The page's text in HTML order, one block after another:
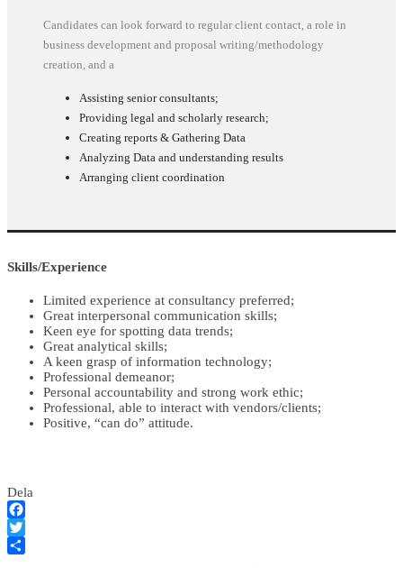
Candidates can look forward to regular client contact, a role in
business development and proposal writing/methodology
creation, and a
Assisting senior consultants;
Providing legal and scholarly research;
Creating reports & Gathering Data
Analyzing Data and understanding results
Arranging client coordination
Skills/Experience
Limited experience at consultancy preferred;
Great interpersonal communication skills;
Keen eye for spotting data trends;
Great analytical skills;
A keen grasp of information technology;
Professional demeanor;
Personal accountability and strong work ethic;
Professional, able to interact with vendors/clients;
Positive, “can do” attitude.
Dela
Facebook
Twitter